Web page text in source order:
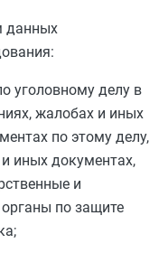
данных
уголовному делу в
жалобах и иных
по этому делу,
иных документах,
и
по защите